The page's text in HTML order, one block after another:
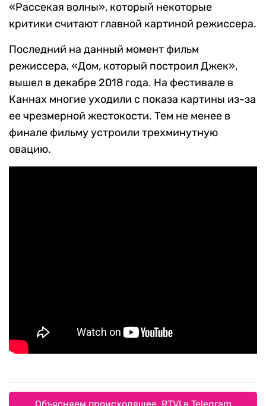
«Рассекая волны», который некоторые
критики считают главной картиной режиссера.
Последний на данный момент фильм
режиссера, «Дом, который построил Джек»,
вышел в декабре 2018 года. На фестивале в
Каннах многие уходили с показа картины из-за
ее чрезмерной жестокости. Тем не менее в
финале фильму устроили трехминутную
овацию.